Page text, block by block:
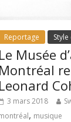
Reportage Style
Le Musée
Montréal
Leonard
3 mars 2018
, musique